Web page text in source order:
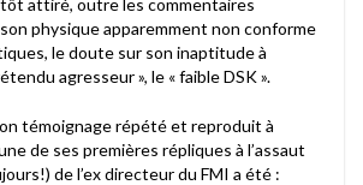
physique apparemment non conforme
le doute sur son inaptitude à
agresseur », le « faible DSK ».
témoignage répété et reproduit à
de ses premières répliques à l’assaut
de l’ex directeur du FMI a été :